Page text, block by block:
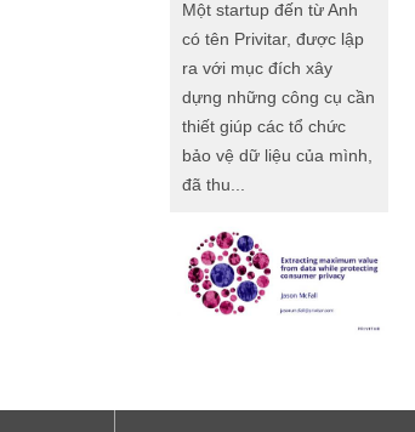
Một startup đến từ Anh
có tên Privitar, được lập
ra với mục đích xây
dựng những công cụ cần
thiết giúp các tổ chức
bảo vệ dữ liệu của mình,
đã thu...